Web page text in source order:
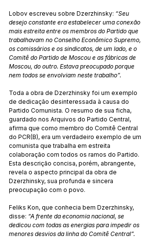
Lobov escreveu sobre Dzerzhinsky: “Seu
desejo constante era estabelecer uma conexão
mais estreita entre os membros do Partido que
trabalhavam no Conselho Econômico Supremo,
os comissários e os sindicatos, de um lado, e o
Comitê do Partido de Moscou e as fábricas de
Moscou, do outro. Estava preocupado porque
nem todos se envolviam neste trabalho”.
Toda a obra de Dzerzhinsky foi um exemplo
de dedicação desinteressada à causa do
Partido Comunista. O resumo de sua ficha,
guardado nos Arquivos do Partido Central,
afirma que como membro do Comitê Central
do PCR(B), era um verdadeiro exemplo de um
comunista que trabalha em estreita
colaboração com todos os ramos do Partido.
Esta descrição concisa, porém, abrangente,
revela o aspecto principal da obra de
Dzerzhinsky, sua profunda e sincera
preocupação com o povo.
Feliks Kon, que conhecia bem Dzerzhinsky,
disse: “A frente da economia nacional, se
dedicou com todas as energias para impedir os
menores desvios da linha do Comitê Central”.